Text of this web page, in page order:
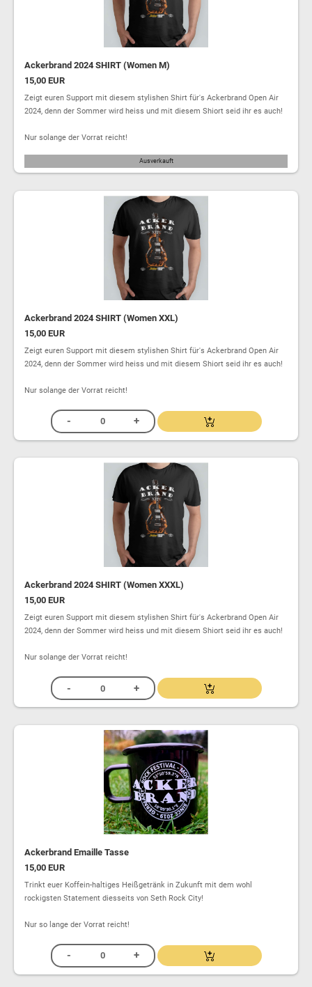
Ackerbrand 2024 SHIRT (Women M)
15,00 EUR
Zeigt euren Support mit diesem stylishen Shirt für's Ackerbrand Open Air
2024, denn der Sommer wird heiss und mit diesem Shiort seid ihr es auch!
Nur solange der Vorrat reicht!
Ausverkauft
Ackerbrand 2024 SHIRT (Women XXL)
15,00 EUR
Zeigt euren Support mit diesem stylishen Shirt für's Ackerbrand Open Air
2024, denn der Sommer wird heiss und mit diesem Shiort seid ihr es auch!
Nur solange der Vorrat reicht!
Ackerbrand 2024 SHIRT (Women XXXL)
15,00 EUR
Zeigt euren Support mit diesem stylishen Shirt für's Ackerbrand Open Air
2024, denn der Sommer wird heiss und mit diesem Shiort seid ihr es auch!
Nur solange der Vorrat reicht!
Ackerbrand Emaille Tasse
15,00 EUR
Trinkt euer Koffein-haltiges Heißgetränk in Zukunft mit dem wohl
rockigsten Statement diesseits von Seth Rock City!
Nur so lange der Vorrat reicht!